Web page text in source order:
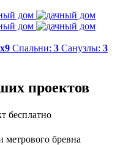
Спальни: 3 Санузлы: 3
проектов
бесплатно
бревна